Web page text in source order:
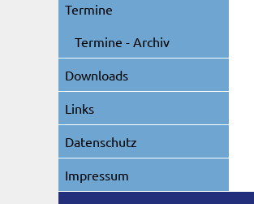
Termine
Termine - Archiv
Downloads
Links
Datenschutz
Impressum